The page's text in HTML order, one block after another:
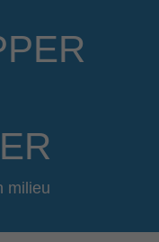
milieu